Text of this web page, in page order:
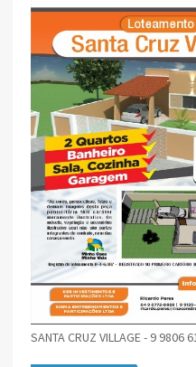
SANTA CRUZ VILLAGE - 9 9806